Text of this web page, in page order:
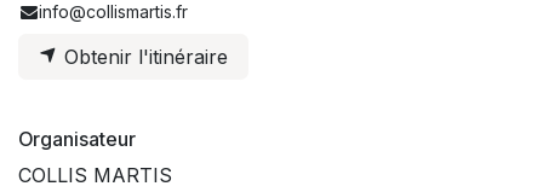
info@collismartis.fr
Obtenir l'itinéraire
Organisateur
COLLIS MARTIS